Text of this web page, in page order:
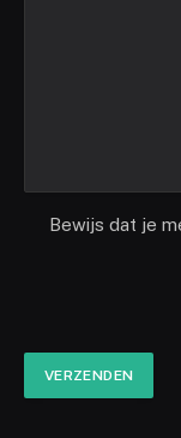
Bewijs dat je